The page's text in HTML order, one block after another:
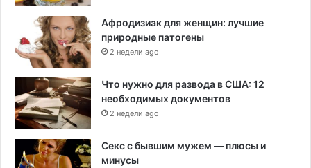
Афродизиак для женщин: лучшие
природные патогены
2 недели ago
Что нужно для развода в США: 12
необходимых документов
2 недели ago
Секс с бывшим мужем — плюсы и
минусы